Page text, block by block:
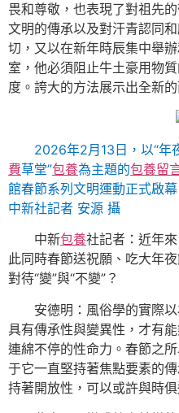
畏和尊敬，也表現了對祖先
文明的傳承以及對汗青認同
切，又以在新年時辰集中舉
室，他必須阻止牛土豪用物
度。誇大的方法展示出全新的
2026年2月13日，以“年
費草堂”包養為主題的包養留
館春節系列文明運動正式啟
中新社記者 安源 攝
中新包養社記者：近年
此同時春節送祝願、吃大年
對待“變”與“不變”？
安德明：風俗學的實際
具有傳承性與變異性，才有
連綿不停的性命力。春節之
于它一直堅持著焦點要素的
持著開放性，可以或許與時